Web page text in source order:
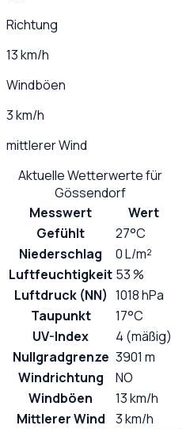
Richtung
13 km/h
Windböen
3 km/h
mittlerer Wind
Aktuelle Wetterwerte für
Gössendorf
Messwert
Wert
Gefühlt
27°C
Niederschlag
0 L/m²
Luftfeuchtigkeit 53 %
Luftdruck (NN) 1018 hPa
Taupunkt
17°C
UV-Index
4 (mäßig)
Nullgradgrenze 3901 m
Windrichtung
NO
Windböen
13 km/h
Mittlerer Wind
3 km/h